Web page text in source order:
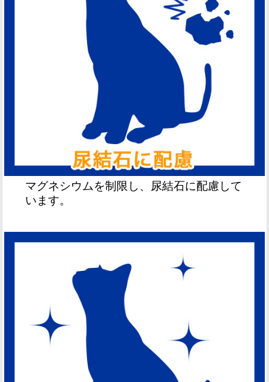
マグネシウムを制限し、尿結石に配慮して
います。